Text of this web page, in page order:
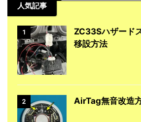
人気記事
1
ZC33Sハザード
移設方法
2 AirTag無音改造